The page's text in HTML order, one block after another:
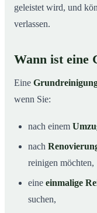
geleistet wird, und
verlassen.
Wann ist eine
Eine
wenn Sie:
nach einem
nach
reinigen möchten,
eine einmalige
suchen,